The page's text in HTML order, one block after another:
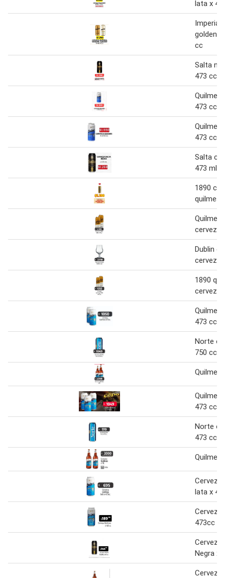
lata x
Imperial
golden-
cc
Salta
473 cc
Quilmes
473 cc
Quilmes
473 cc
Salta
473 ml
1890
quilmes
Quilmes
cerveza
Dublin
cerveza
1890
cerveza
Quilmes
473 cc
Norte
750 cc.
Quilmes
Quilmes
473 cc
Norte
473 cc
Quilmes
Cerveza
lata x
Cerveza
473cc
Cerveza
Negra x
Cerveza